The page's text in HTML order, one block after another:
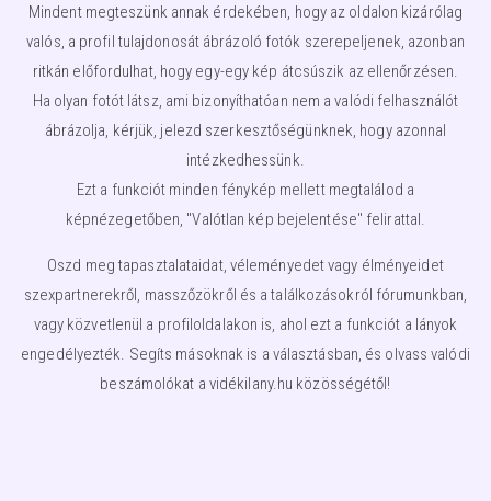
Mindent megteszünk annak érdekében, hogy az oldalon kizárólag
valós, a profil tulajdonosát ábrázoló fotók szerepeljenek, azonban
ritkán előfordulhat, hogy egy-egy kép átcsúszik az ellenőrzésen.
Ha olyan fotót látsz, ami bizonyíthatóan nem a valódi felhasználót
ábrázolja, kérjük, jelezd szerkesztőségünknek, hogy azonnal
intézkedhessünk.
Ezt a funkciót minden fénykép mellett megtalálod a
képnézegetőben, "Valótlan kép bejelentése" felirattal.
Oszd meg tapasztalataidat, véleményedet vagy élményeidet
szexpartnerekről, masszőzökről és a találkozásokról fórumunkban,
vagy közvetlenül a profiloldalakon is, ahol ezt a funkciót a lányok
engedélyezték. Segíts másoknak is a választásban, és olvass valódi
beszámolókat a vidékilany.hu közösségétől!